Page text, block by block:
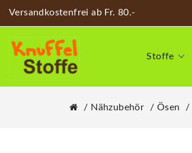
Versandkostenfrei ab Fr. 80.-
Stoffe
Nähzubehör Ösen